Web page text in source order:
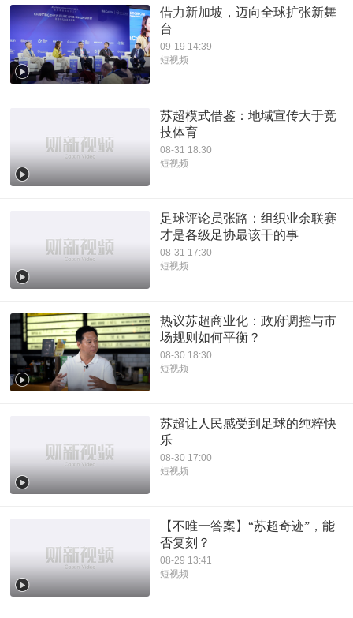
借力新加坡，迈向全球扩张新舞
台
09-19 14:39
短视频
苏超模式借鉴：地域宣传大于竞
技体育
08-31 18:30
短视频
足球评论员张路：组织业余联赛
才是各级足协最该干的事
08-31 17:30
短视频
热议苏超商业化：政府调控与市
场规则如何平衡？
08-30 18:30
短视频
苏超让人民感受到足球的纯粹快
乐
08-30 17:00
短视频
【不唯一答案】“苏超奇迹”，能
否复刻？
08-29 13:41
短视频